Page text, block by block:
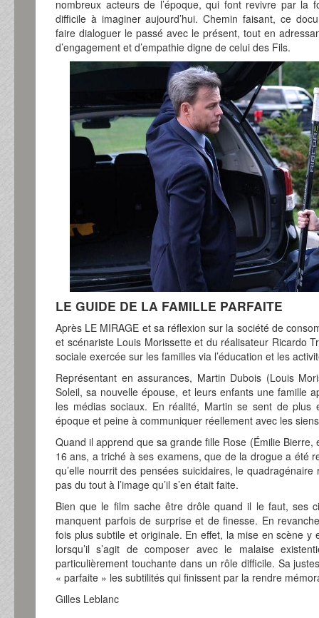
nombreux acteurs de l’époque, qui font revivre par la
difficile à imaginer aujourd’hui. Chemin faisant, ce
faire dialoguer le passé avec le présent, tout en
d’engagement et d’empathie digne de celui des Fils.
LE GUIDE DE LA FAMILLE PARFAITE
Après LE MIRAGE et sa réflexion sur la société de
et scénariste Louis Morissette et du réalisateur Ricardo
sociale exercée sur les familles via l’éducation et les
Représentant en assurances, Martin Dubois (Louis
Soleil, sa nouvelle épouse, et leurs enfants une famille
les médias sociaux. En réalité, Martin se sent de
époque et peine à communiquer réellement avec les
Quand il apprend que sa grande fille Rose (Émilie
16 ans, a triché à ses examens, que de la drogue a été
qu’elle nourrit des pensées suicidaires, le
pas du tout à l’image qu’il s’en était faite.
Bien que le film sache être drôle quand il le faut, ses
manquent parfois de surprise et de finesse. En
fois plus subtile et originale. En effet, la mise en scène y
lorsqu’il s’agit de composer avec le malaise
particulièrement touchante dans un rôle difficile. Sa
« parfaite » les subtilités qui finissent par la rendre
Gilles Leblanc